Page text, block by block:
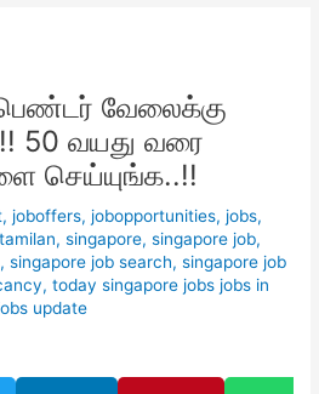
வேலைக்கு
50 வயது வரை
செய்யுங்க..!!
,joboffers,jobopportunities,jobs,
,singapore,singapore job,
,singapore job search,singapore job
,today singapore jobs jobs in
update